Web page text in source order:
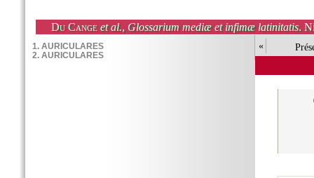
Du Cange et al., Glossarium mediæ et infimæ latinitatis.
«